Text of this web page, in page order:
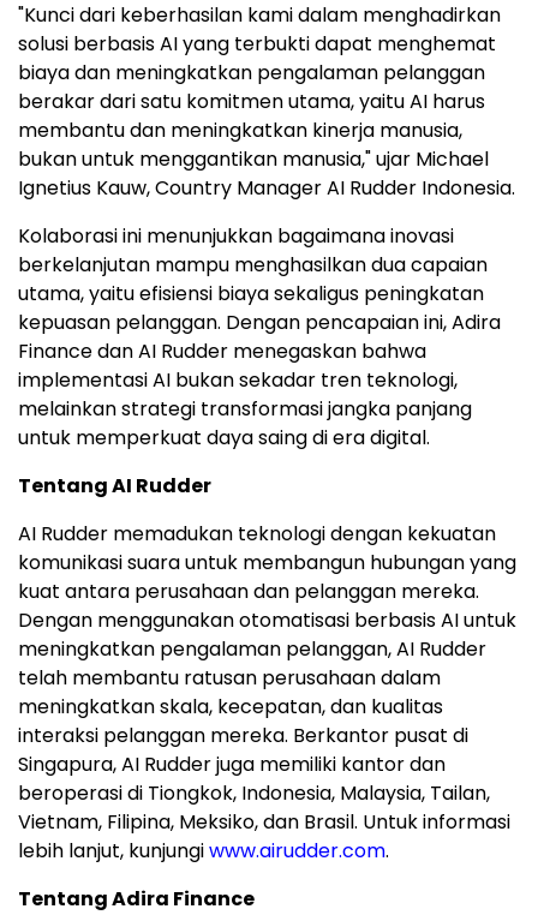
"Kunci dari keberhasilan kami dalam menghadirkan
solusi berbasis AI yang terbukti dapat menghemat
biaya dan meningkatkan pengalaman pelanggan
berakar dari satu komitmen utama, yaitu AI harus
membantu dan meningkatkan kinerja manusia,
bukan untuk menggantikan manusia," ujar Michael
Ignetius Kauw, Country Manager AI Rudder Indonesia.
Kolaborasi ini menunjukkan bagaimana inovasi
berkelanjutan mampu menghasilkan dua capaian
utama, yaitu efisiensi biaya sekaligus peningkatan
kepuasan pelanggan. Dengan pencapaian ini, Adira
Finance dan AI Rudder menegaskan bahwa
implementasi AI bukan sekadar tren teknologi,
melainkan strategi transformasi jangka panjang
untuk memperkuat daya saing di era digital.
Tentang AI Rudder
AI Rudder memadukan teknologi dengan kekuatan
komunikasi suara untuk membangun hubungan yang
kuat antara perusahaan dan pelanggan mereka.
Dengan menggunakan otomatisasi berbasis AI untuk
meningkatkan pengalaman pelanggan, AI Rudder
telah membantu ratusan perusahaan dalam
meningkatkan skala, kecepatan, dan kualitas
interaksi pelanggan mereka. Berkantor pusat di
Singapura, AI Rudder juga memiliki kantor dan
beroperasi di Tiongkok, Indonesia, Malaysia, Tailan,
Vietnam, Filipina, Meksiko, dan Brasil. Untuk informasi
lebih lanjut, kunjungiwww.airudder.com.
Tentang Adira Finance